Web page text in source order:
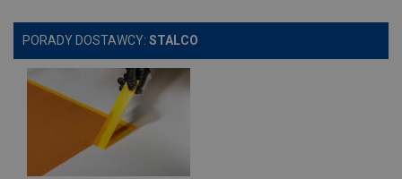
PORADY DOSTAWCY: STALCO